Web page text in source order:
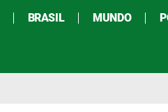
BRASIL MUNDO